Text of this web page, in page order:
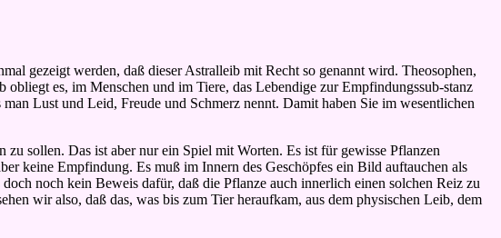
gezeigt werden, daß dieser Astralleib mit Recht so genannt wird. Theosophen,
es, im Menschen und im Tiere, das Lebendige zur Empfindungssub-stanz
Lust und Leid, Freude und Schmerz nennt. Damit haben Sie im wesentlichen
sollen. Das ist aber nur ein Spiel mit Worten. Es ist für gewisse Pflanzen
keine Empfindung. Es muß im Innern des Geschöpfes ein Bild auftauchen als
noch kein Beweis dafür, daß die Pflanze auch innerlich einen solchen Reiz zu
wir also, daß das, was bis zum Tier heraufkam, aus dem physischen Leib, dem